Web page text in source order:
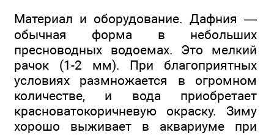
Материал и оборудование. Дафния —
обычная форма в небольших
пресноводных водоемах. Это мелкий
рачок (1-2 мм). При благоприятных
условиях размножается в огромном
количестве, и вода приобретает
красноватокоричневую окраску. Зиму
хорошо выживает в аквариуме при